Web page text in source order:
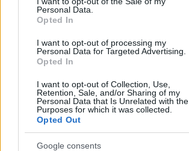
Personal Data.
Opted In
I want to opt-out of processing my
Personal Data for Targeted Advertising.
Opted In
I want to opt-out of Collection, Use,
Retention, Sale, and/or Sharing of my
Personal Data that Is Unrelated with the
Purposes for which it was collected.
Opted Out
Google consents
AUTOMOVIL